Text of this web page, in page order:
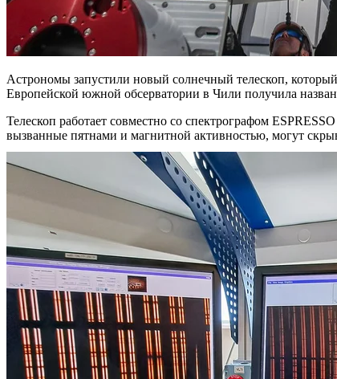
Астрономы запустили новый солнечный телескоп,
Европейской южной обсерватории в Чили получила
Телескоп работает совместно со спектрографом
вызванные пятнами и магнитной активностью, могут